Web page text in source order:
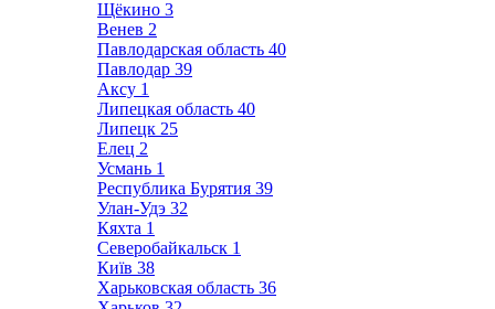
Щёкино 3
Венев 2
Павлодарская область 40
Павлодар 39
Аксу 1
Липецкая область 40
Липецк 25
Елец 2
Усмань 1
Республика Бурятия 39
Улан-Удэ 32
Кяхта 1
Северобайкальск 1
Київ 38
Харьковская область 36